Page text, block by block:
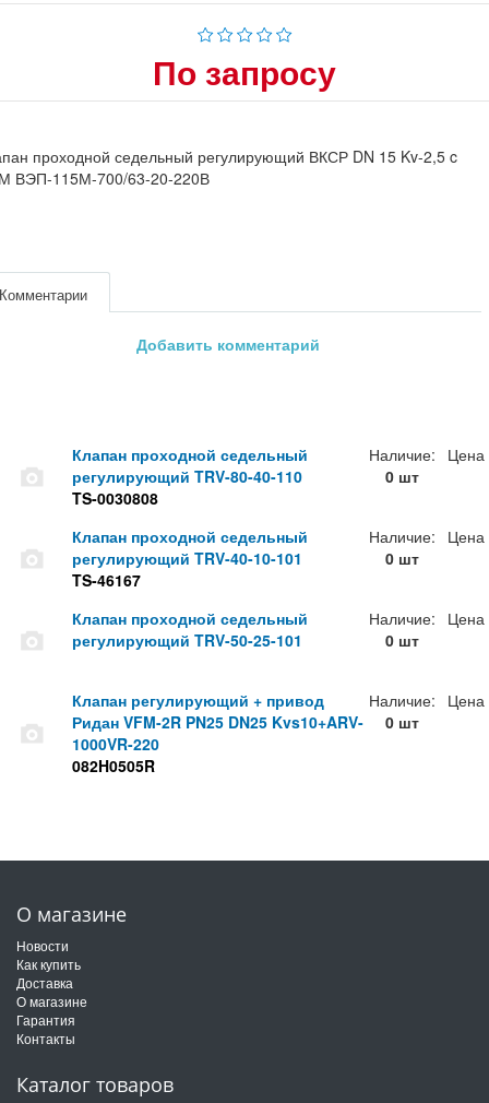
По запросу
проходной седельный регулирующий ВКСР DN 15 Kv-2,5 c
ВЭП-115М-700/63-20-220В
Добавить комментарий
Клапан проходной седельный
регулирующий TRV-80-40-110
TS-0030808
Наличие:
0 шт
Цена
Клапан проходной седельный
регулирующий TRV-40-10-101
TS-46167
Наличие:
0 шт
Цена
Клапан проходной седельный
регулирующий TRV-50-25-101
Наличие:
0 шт
Цена
Клапан регулирующий + привод
Ридан VFM-2R PN25 DN25 Kvs10+ARV-
1000VR-220
082H0505R
Наличие:
0 шт
Цена
О магазине
Новости
Как купить
Доставка
О магазине
Гарантия
Контакты
Каталог товаров